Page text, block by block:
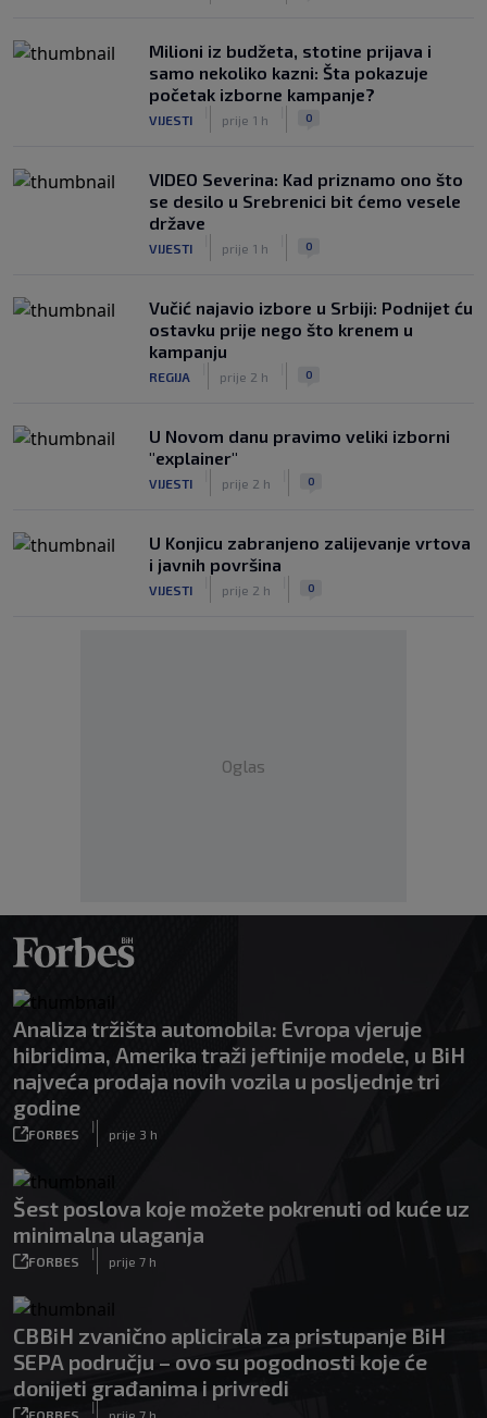
Milioni iz budžeta, stotine prijava i
samo nekoliko kazni: Šta pokazuje
početak izborne kampanje?
VIJESTI prije 1 h 0
VIDEO Severina: Kad priznamo ono što
se desilo u Srebrenici bit ćemo vesele
države
VIJESTI prije 1 h 0
Vučić najavio izbore u Srbiji: Podnijet ću
ostavku prije nego što krenem u
kampanju
REGIJA prije 2 h 0
U Novom danu pravimo veliki izborni
"explainer"
VIJESTI prije 2 h 0
U Konjicu zabranjeno zalijevanje vrtova
i javnih površina
VIJESTI prije 2 h 0
Oglas
Analiza tržišta automobila: Evropa vjeruje
hibridima, Amerika traži jeftinije modele, u BiH
najveća prodaja novih vozila u posljednje tri
godine
FORBES
|
prije 3 h
Šest poslova koje možete pokrenuti od kuće uz
minimalna ulaganja
FORBES
|
prije 7 h
CBBiH zvanično aplicirala za pristupanje BiH
SEPA području – ovo su pogodnosti koje će
donijeti građanima i privredi
FORBES
|
prije 7 h